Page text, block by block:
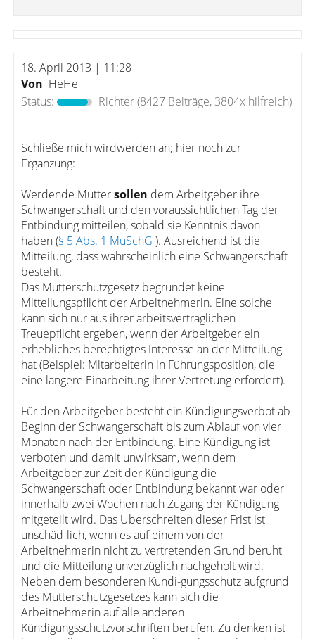
18. April 2013 | 11:28
Von HeHe
Status:
Richter(8427 Beiträge, 3804x hilfreich)
Schließe mich wirdwerden an; hier noch zur
Ergänzung:
Werdende Müttersollen dem Arbeitgeber ihre
Schwangerschaft und den voraussichtlichen Tag der
Entbindung mitteilen, sobald sie Kenntnis davon
haben (§ 5 Abs. 1 MuSchG ). Ausreichend ist die
Mitteilung, dass wahrscheinlich eine Schwangerschaft
besteht.
Das Mutterschutzgesetz begründet keine
Mitteilungspflicht der Arbeitnehmerin. Eine solche
kann sich nur aus ihrer arbeitsvertraglichen
Treuepflicht ergeben, wenn der Arbeitgeber ein
erhebliches berechtigtes Interesse an der Mitteilung
hat (Beispiel: Mitarbeiterin in Führungsposition, die
eine längere Einarbeitung ihrer Vertretung erfordert).
Für den Arbeitgeber besteht ein Kündigungsverbot ab
Beginn der Schwangerschaft bis zum Ablauf von vier
Monaten nach der Entbindung. Eine Kündigung ist
verboten und damit unwirksam, wenn dem
Arbeitgeber zur Zeit der Kündigung die
Schwangerschaft oder Entbindung bekannt war oder
innerhalb zwei Wochen nach Zugang der Kündigung
mitgeteilt wird. Das Überschreiten dieser Frist ist
unschäd-lich, wenn es auf einem von der
Arbeitnehmerin nicht zu vertretenden Grund beruht
und die Mitteilung unverzüglich nachgeholt wird.
Neben dem besonderen Kündi-gungsschutz aufgrund
des Mutterschutzgesetzes kann sich die
Arbeitnehmerin auf alle anderen
Kündigungsschutzvorschriften berufen. Zu denken ist